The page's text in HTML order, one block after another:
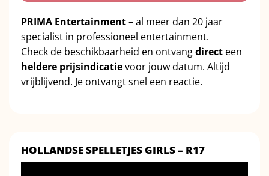
PRIMA Entertainment– al meer dan 20 jaar
specialist in professioneel entertainment.
Check de beschikbaarheid en ontvangdirect een
heldere prijsindicatievoor jouw datum. Altijd
vrijblijvend. Je ontvangt snel een reactie.
HOLLANDSE SPELLETJES GIRLS – R17